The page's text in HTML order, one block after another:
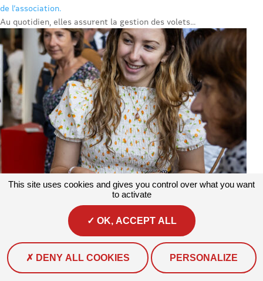
de l’association.
Au quotidien, elles assurent la gestion des volets...
#Actualité
Brunelle, chargée de projet climat au sein de
l’association Prévention MAIF !
Depuis janvier 2025, Brunelle COTTEREAU occupe le poste de...
This site uses cookies and gives you control over what you want
to activate
OK, ACCEPT ALL
DENY ALL COOKIES PERSONALIZE